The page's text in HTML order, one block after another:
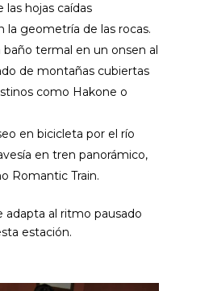
las hojas caídas
la geometría de las rocas.
baño termal en un onsen al
de montañas cubiertas
como Hakone o
en bicicleta por el río
en tren panorámico,
Romantic Train.
adapta al ritmo pausado
estación.